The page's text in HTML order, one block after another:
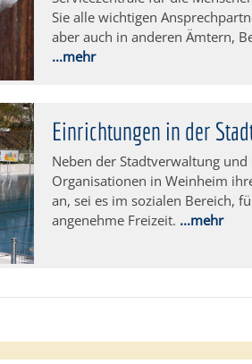
Sie alle wichtigen
aber auch in anderen Ämtern,
...mehr
Einrichtungen in der
Neben der Stadtverwaltung
Organisationen in Weinheim
an, sei es im sozialen Bereich,
angenehme Freizeit. ...mehr